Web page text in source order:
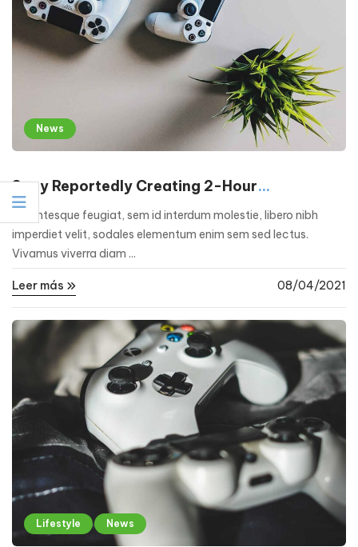
News
Sony Reportedly Creating 2-Hour
PlayStation Game Trials
Pellentesque feugiat, sem id interdum molestie, libero nibh
imperdiet velit, sodales elementum enim sem sed lectus.
Vivamus viverra diam ...
Leer más 08/04/2021
Lifestyle News